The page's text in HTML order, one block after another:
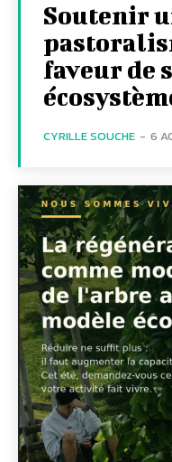
Soutenir
faveur de
CYRILLE SOUCHE - 6